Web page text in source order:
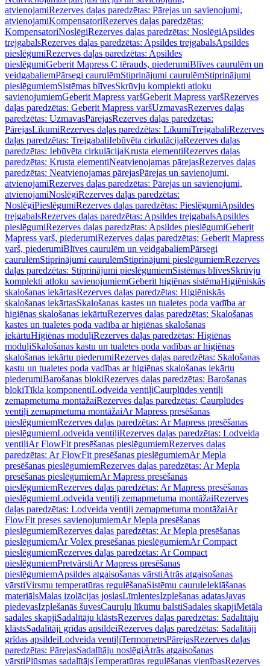
atvienojamiRezerves daļas paredzētas: Pārejas un savienojumi,
atvienojamiKompensatoriRezerves daļas paredzētas:
KompensatoriNoslēgiRezerves daļas paredzētas: NoslēgiApsildes
trejgabalsRezerves daļas paredzētas: Apsildes trejgabalsApsildes
pieslēgumiRezerves daļas paredzētas: Apsildes
pieslēgumiGeberit Mapress C tērauds, piederumiBlīves caurulēm un
veidgabaliemPārsegi caurulēmStiprinājumi caurulēmStiprinājumi
pieslēgumiemSistēmas blīvesSkrūvju komplekti atloku
savienojumiemGeberit Mapress varšGeberit Mapress varšRezerves
daļas paredzētas: Geberit Mapress varšUzmavasRezerves daļas
paredzētas: UzmavasPārejasRezerves daļas paredzētas:
PārejasLīkumiRezerves daļas paredzētas: LīkumiTrejgabaliRezerves
daļas paredzētas: TrejgabaliIebūvēta cirkulācijaRezerves daļas
paredzētas: Iebūvēta cirkulācijaKrusta elementiRezerves daļas
paredzētas: Krusta elementiNeatvienojamas pārejasRezerves daļas
paredzētas: Neatvienojamas pārejasPārejas un savienojumi,
atvienojamiRezerves daļas paredzētas: Pārejas un savienojumi,
atvienojamiNoslēgiRezerves daļas paredzētas:
NoslēgiPieslēgumiRezerves daļas paredzētas: PieslēgumiApsildes
trejgabalsRezerves daļas paredzētas: Apsildes trejgabalsApsildes
pieslēgumiRezerves daļas paredzētas: Apsildes pieslēgumiGeberit
Mapress varš, piederumiRezerves daļas paredzētas: Geberit Mapress
varš, piederumiBlīves caurulēm un veidgabaliemPārsegi
caurulēmStiprinājumi caurulēmStiprinājumi pieslēgumiemRezerves
daļas paredzētas: Stiprinājumi pieslēgumiemSistēmas blīvesSkrūvju
komplekti atloku savienojumiemGeberit higiēnas sistēmaHigiēniskās
skalošanas iekārtasRezerves daļas paredzētas: Higiēniskās
skalošanas iekārtasSkalošanas kastes un tualetes poda vadība ar
higiēnas skalošanas iekārtuRezerves daļas paredzētas: Skalošanas
kastes un tualetes poda vadība ar higiēnas skalošanas
iekārtuHigiēnas moduļiRezerves daļas paredzētas: Higiēnas
moduļiSkalošanas kastu un tualetes poda vadības ar higiēnas
skalošanas iekārtu piederumiRezerves daļas paredzētas: Skalošanas
kastu un tualetes poda vadības ar higiēnas skalošanas iekārtu
piederumiBarošanas blokiRezerves daļas paredzētas: Barošanas
blokiTīkla komponentiLodveida ventiļiCaurplūdes ventiļi
zemapmetuma montāžaiRezerves daļas paredzētas: Caurplūdes
ventiļi zemapmetuma montāžaiAr Mapress presēšanas
pieslēgumiemRezerves daļas paredzētas: Ar Mapress presēšanas
pieslēgumiemLodveida ventiļiRezerves daļas paredzētas: Lodveida
ventiļiAr FlowFit presēšanas pieslēgumiemRezerves daļas
paredzētas: Ar FlowFit presēšanas pieslēgumiemAr Mepla
presēšanas pieslēgumiemRezerves daļas paredzētas: Ar Mepla
presēšanas pieslēgumiemAr Mapress presēšanas
pieslēgumiemRezerves daļas paredzētas: Ar Mapress presēšanas
pieslēgumiemLodveida ventiļi zemapmetuma montāžaiRezerves
daļas paredzētas: Lodveida ventiļi zemapmetuma montāžaiAr
FlowFit preses savienojumiemAr Mepla presēšanas
pieslēgumiemRezerves daļas paredzētas: Ar Mepla presēšanas
pieslēgumiemAr Volex presēšanas pieslēgumiemAr Compact
pieslēgumiemRezerves daļas paredzētas: Ar Compact
pieslēgumiemPretvārstiAr Mapress presēšanas
pieslēgumiemApsildes atgaisošanas vārstiĀtrās atgaisošanas
vārstiVirsmu temperatūras regulēšanaSistēmu cauruleIeklāšanas
materiālsMalas izolācijas joslasLīmlentesIzplešanas adatasJavas
piedevasIzplešanās šuvesCauruļu līkumu balstiSadales skapjiMetāla
sadales skapjiSadalītāju klāstsRezerves daļas paredzētas: Sadalītāju
klāstsSadalītāji grīdas apsildeiRezerves daļas paredzētas: Sadalītāji
grīdas apsildeiLodveida ventiļiTermometrsPārejasRezerves daļas
paredzētas: PārejasSadalītāju noslēgiĀtrās atgaisošanas
vārstiPlūsmas sadalītājsTemperatūras regulēšanas vienībasRezerves